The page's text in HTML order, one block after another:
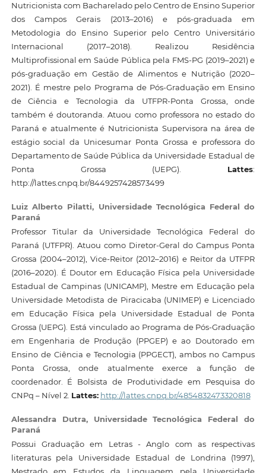
Nutricionista com Bacharelado pelo Centro de Ensino Superior
dos Campos Gerais (2013–2016) e pós-graduada em
Metodologia do Ensino Superior pelo Centro Universitário
Internacional (2017–2018). Realizou Residência
Multiprofissional em Saúde Pública pela FMS-PG (2019–2021) e
pós-graduação em Gestão de Alimentos e Nutrição (2020–
2021). É mestre pelo Programa de Pós-Graduação em Ensino
de Ciência e Tecnologia da UTFPR-Ponta Grossa, onde
também é doutoranda. Atuou como professora no estado do
Paraná e atualmente é Nutricionista Supervisora na área de
estágio social da Unicesumar Ponta Grossa e professora do
Departamento de Saúde Pública da Universidade Estadual de
Ponta Grossa (UEPG). Lattes:
http://lattes.cnpq.br/8449257428573499
Luiz Alberto Pilatti, Universidade Tecnológica Federal do
Paraná
Professor Titular da Universidade Tecnológica Federal do
Paraná (UTFPR). Atuou como Diretor-Geral do Campus Ponta
Grossa (2004–2012), Vice-Reitor (2012–2016) e Reitor da UTFPR
(2016–2020). É Doutor em Educação Física pela Universidade
Estadual de Campinas (UNICAMP), Mestre em Educação pela
Universidade Metodista de Piracicaba (UNIMEP) e Licenciado
em Educação Física pela Universidade Estadual de Ponta
Grossa (UEPG). Está vinculado ao Programa de Pós-Graduação
em Engenharia de Produção (PPGEP) e ao Doutorado em
Ensino de Ciência e Tecnologia (PPGECT), ambos no Campus
Ponta Grossa, onde atualmente exerce a função de
coordenador. É Bolsista de Produtividade em Pesquisa do
CNPq – Nível 2. Lattes: http://lattes.cnpq.br/4854832473320818
Alessandra Dutra, Universidade Tecnológica Federal do
Paraná
Possui Graduação em Letras - Anglo com as respectivas
literaturas pela Universidade Estadual de Londrina (1997),